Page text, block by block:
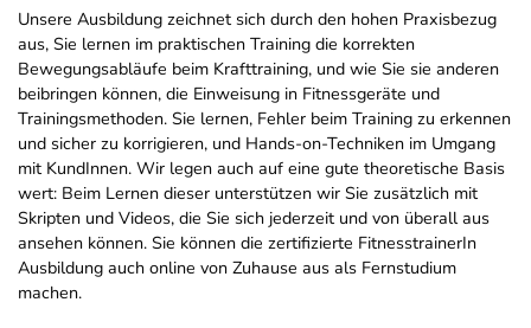
Unsere Ausbildung zeichnet sich durch den hohen Praxisbezug
aus, Sie lernen im praktischen Training die korrekten
Bewegungsabläufe beim Krafttraining, und wie Sie sie anderen
beibringen können, die Einweisung in Fitnessgeräte und
Trainingsmethoden. Sie lernen, Fehler beim Training zu erkennen
und sicher zu korrigieren, und Hands-on-Techniken im Umgang
mit KundInnen. Wir legen auch auf eine gute theoretische Basis
wert: Beim Lernen dieser unterstützen wir Sie zusätzlich mit
Skripten und Videos, die Sie sich jederzeit und von überall aus
ansehen können. Sie können die zertifizierte FitnesstrainerIn
Ausbildung auch online von Zuhause aus als Fernstudium
machen.